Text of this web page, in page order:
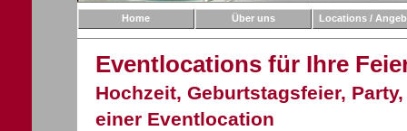
Home Über uns Locations /
Eventlocations für Ihre
Hochzeit, Geburtstagsfeier,
einer Eventlocation